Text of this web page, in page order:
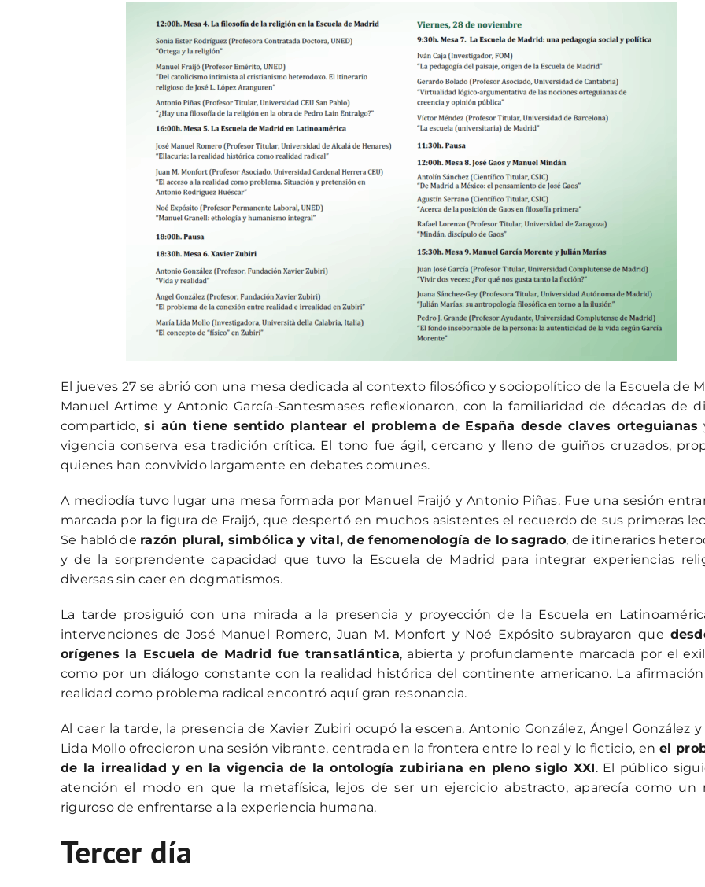
El jueves 27 se abrió con una mesa dedicada al contexto filosófico y sociopolítico de la Escuela de
Manuel Artime y Antonio García-Santesmases reflexionaron, con la familiaridad de décadas de
compartido, si aún tiene sentido plantear el problema de España desde claves orteguianas
vigencia conserva esa tradición crítica. El tono fue ágil, cercano y lleno de guiños cruzados,
quienes han convivido largamente en debates comunes.
A mediodía tuvo lugar una mesa formada por Manuel Fraijó y Antonio Piñas. Fue una sesión
marcada por la figura de Fraijó, que despertó en muchos asistentes el recuerdo de sus primeras
Se habló de razón plural, simbólica y vital, de fenomenología de lo sagrado, de itinerarios
y de la sorprendente capacidad que tuvo la Escuela de Madrid para integrar experiencias
diversas sin caer en dogmatismos.
La tarde prosiguió con una mirada a la presencia y proyección de la Escuela en
intervenciones de José Manuel Romero, Juan M. Monfort y Noé Expósito subrayaron que
orígenes la Escuela de Madrid fue transatlántica, abierta y profundamente marcada por el
como por un diálogo constante con la realidad histórica del continente americano. La
realidad como problema radical encontró aquí gran resonancia.
Al caer la tarde, la presencia de Xavier Zubiri ocupó la escena. Antonio González, Ángel González y
Lida Mollo ofrecieron una sesión vibrante, centrada en la frontera entre lo real y lo ficticio, enel
de la irrealidad y en la vigencia de la ontología zubiriana en pleno siglo XXI. El público
atención el modo en que la metafísica, lejos de ser un ejercicio abstracto, aparecía como un
riguroso de enfrentarse a la experiencia humana.
Tercer día